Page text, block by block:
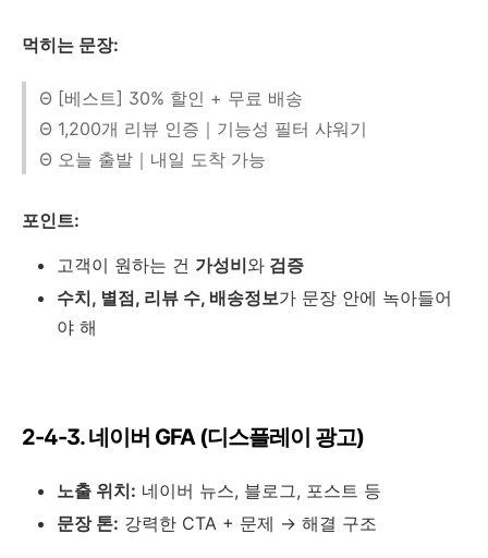
먹히는 문장:
Θ [베스트] 30% 할인 + 무료 배송
Θ 1,200개 리뷰 인증｜기능성 필터 샤워기
Θ 오늘 출발｜내일 도착 가능
포인트:
고객이 원하는 건 가성비와 검증
수치, 별점, 리뷰 수, 배송정보가 문장 안에 녹아들어
야 해
2-4-3. 네이버 GFA (디스플레이 광고)
노출 위치: 네이버 뉴스, 블로그, 포스트 등
문장 톤: 강력한 CTA + 문제 → 해결 구조